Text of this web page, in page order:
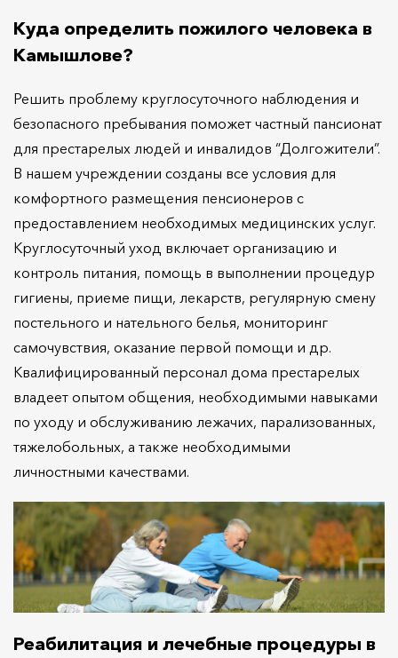
Куда определить пожилого человека в
Камышлове?
Решить проблему круглосуточного наблюдения и
безопасного пребывания поможет частный пансионат
для престарелых людей и инвалидов “Долгожители”.
В нашем учреждении созданы все условия для
комфортного размещения пенсионеров с
предоставлением необходимых медицинских услуг.
Круглосуточный уход включает организацию и
контроль питания, помощь в выполнении процедур
гигиены, приеме пищи, лекарств, регулярную смену
постельного и нательного белья, мониторинг
самочувствия, оказание первой помощи и др.
Квалифицированный персонал дома престарелых
владеет опытом общения, необходимыми навыками
по уходу и обслуживанию лежачих, парализованных,
тяжелобольных, а также необходимыми
личностными качествами.
Реабилитация и лечебные процедуры в